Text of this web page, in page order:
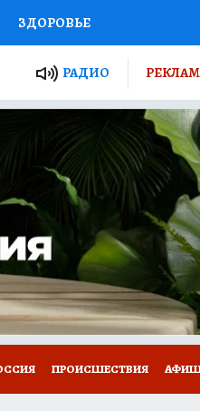
ЗДОРОВЬЕ
РОССИИ
ПУТЕВОДИТЕЛЬ
ТУРИЗМ
ПОТРЕБИТЕЛЯ ВСЕ О КП
РАДИО
ПРОИСШЕСТВИЯ